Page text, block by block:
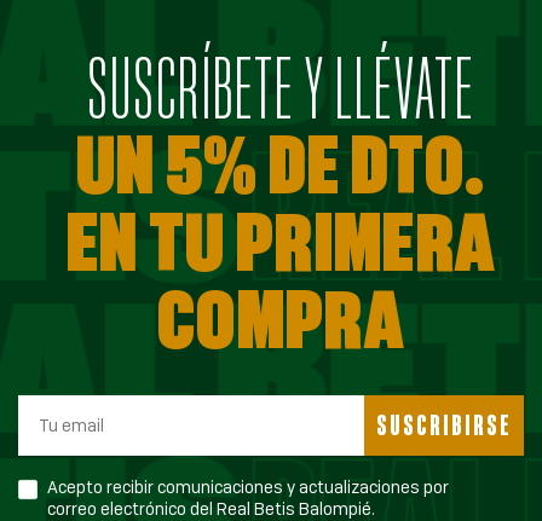
SUSCRÍBETE Y LLÉVATE
UN 5% DE DTO.
EN TU PRIMERA
COMPRA
SUSCRIBIRSE
Acepto recibir comunicaciones y actualizaciones por
correo electrónico del Real Betis Balompié.